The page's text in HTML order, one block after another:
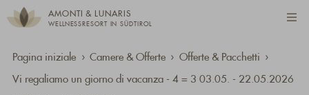
AMONTI & LUNARIS
WELLNESSRESORT IN SÜDTIROL
Pagina iniziale Camere & Offerte Offerte & Pacchetti
Vi regaliamo un giorno di vacanza - 4 = 3 03.05. - 22.05.2026